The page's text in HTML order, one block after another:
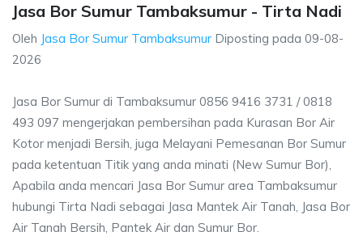
Jasa Bor Sumur Tambaksumur - Tirta Nadi
Oleh Jasa Bor Sumur Tambaksumur Diposting pada 09-08-
2026
Jasa Bor Sumur di Tambaksumur 0856 9416 3731 / 0818
493 097 mengerjakan pembersihan pada Kurasan Bor Air
Kotor menjadi Bersih, juga Melayani Pemesanan Bor Sumur
pada ketentuan Titik yang anda minati (New Sumur Bor),
Apabila anda mencari Jasa Bor Sumur area Tambaksumur
hubungi Tirta Nadi sebagai Jasa Mantek Air Tanah, Jasa Bor
Air Tanah Bersih, Pantek Air dan Sumur Bor.